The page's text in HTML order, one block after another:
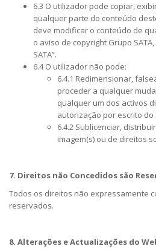
6.3 O utilizador pode copiar,
qualquer parte do conteúdo
deve modificar o conteúdo de
o aviso de copyright Grupo
SATA”.
6.4 O utilizador não pode:
6.4.1 Redimensionar,
proceder a qualquer
qualquer um dos activos
autorização por escrito do
6.4.2 Sublicenciar,
imagem(s) ou de direitos
7. Direitos não Concedidos são
Todos os direitos não expressamente
reservados.
8. Alterações e Actualizações do